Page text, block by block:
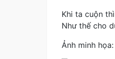
Khi ta cuộn
Như thế cho
Ảnh minh họa: